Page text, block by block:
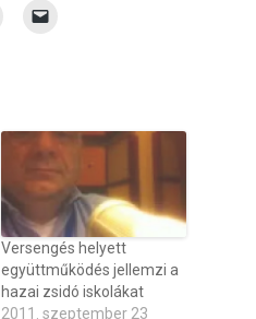
Versengés helyett
együttműködés jellemzi a
hazai zsidó iskolákat
2011. szeptember 23